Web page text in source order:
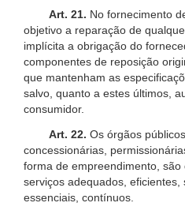
Art. 21. No fornecimento
objetivo a reparação de
implícita a obrigação do
componentes de reposição
que mantenham as
salvo, quanto a estes últimos,
consumidor.
Art. 22. Os órgãos
concessionárias,
forma de empreendimento,
serviços adequados,
essenciais, contínuos.